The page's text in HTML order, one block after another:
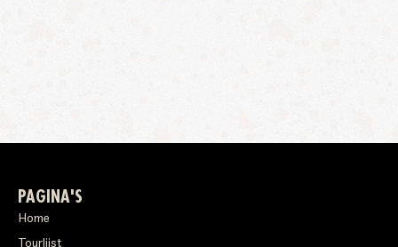
PAGINA'S
Home
Tourlijst